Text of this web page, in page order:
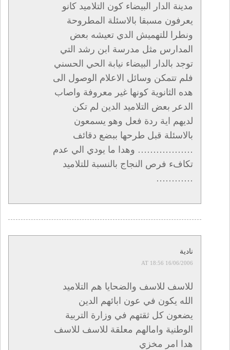
مدينة الدار البيضاء كون التلاميد كانو
يعرفون مسبقا بالاسئلة المطروحة
ونطرا للتهميش الدي تعيشه بعض
المدارس مثل مدرسة ابن رشد التي
توجد بالدار البيضاء نيابة الحي الحسني
فلم تتمكن وسائل الاعلام الوصول الى
هده الثانوية كونها غير معروفة واصاب
الدعر بعض التلاميد الدين لم تكن
لديهم اية ردة فعل وهو يسمعون
بالاسئلة قبل طرحها ببضع دقائف
……………… وهدا ما يودي الي عدم
تكافء فرص النجاج بالنسبة للتلاميد
…………
نادية
16/06/2006 AT 18:56
للاسف للاسف والضحايا هم التلاميد
الله يكون في عون ابائهم الدين
يضعون كل ثقتهم في وزارة التربية
الوطنية وامالهم معلقة للاسف للاسف
هدا امر مخزي